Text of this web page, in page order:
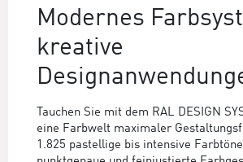
Modernes
kreative
Tauchen Sie mit dem RAL DESIGN
eine Farbwelt maximaler
1.825 pastellige bis intensive